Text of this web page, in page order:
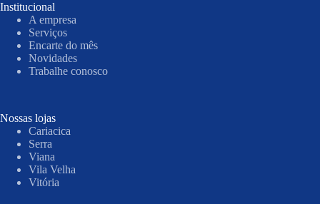
Institucional
A empresa
Serviços
Encarte do mês
Novidades
Trabalhe conosco
Nossas lojas
Cariacica
Serra
Viana
Vila Velha
Vitória